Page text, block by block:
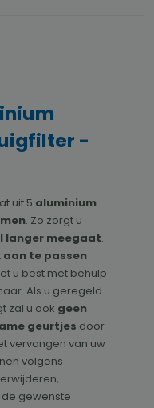
-
uit 5 aluminium
. Zo zorgt u
langer meegaat.
te passen
u best met behulp
Als u geregeld
zal u ook geen
geurtjes door
vervangen van uw
volgens
gewenste